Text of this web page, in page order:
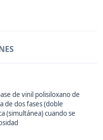
de vinil polisiloxano de
de dos fases (doble
(simultánea) cuando se